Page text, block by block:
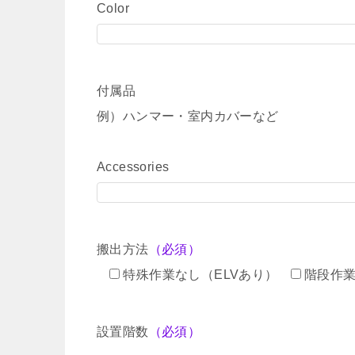
Color
付属品
例）ハンマー・室内カバーなど
Accessories
搬出方法 （必須）
特殊作業なし（ELVあり）
階段作
設置階数 （必須）